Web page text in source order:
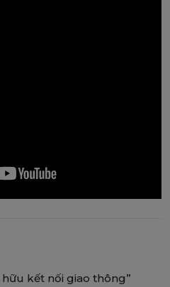
hữu kết nối giao thông”